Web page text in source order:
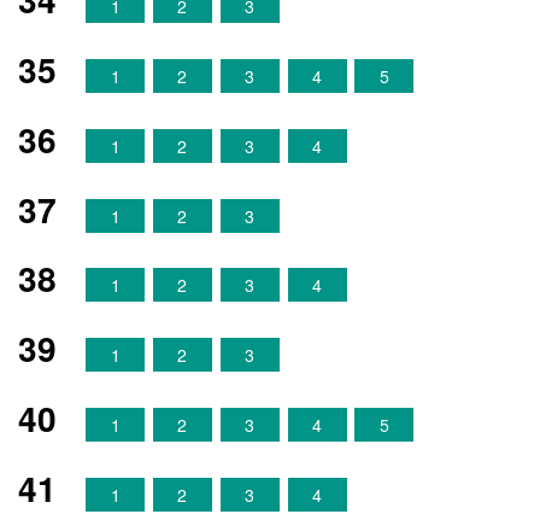
1 2 3
35 1 2 3 4 5
36 1 2 3 4
37 1 2 3
38 1 2 3 4
39 1 2 3
40 1 2 3 4 5
41 1 2 3 4